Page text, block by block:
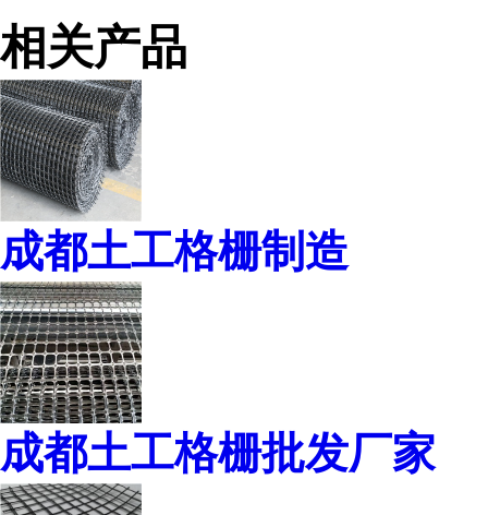
相关产品
成都土工格栅制造
成都土工格栅批发厂家